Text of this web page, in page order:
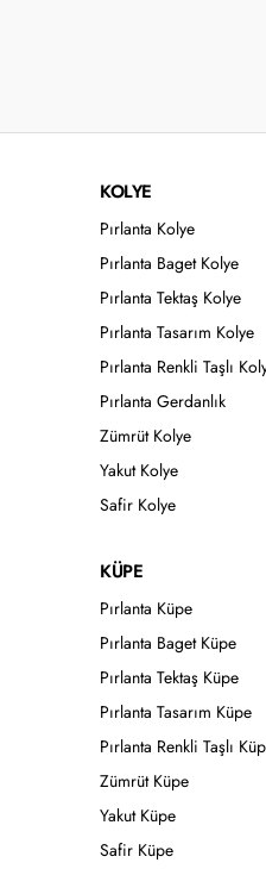
KOLYE
Pırlanta Kolye
Pırlanta Baget Kolye
Pırlanta Tektaş Kolye
Pırlanta Tasarım Kolye
Pırlanta Renkli Taşlı
Pırlanta Gerdanlık
Zümrüt Kolye
Yakut Kolye
Safir Kolye
KÜPE
Pırlanta Küpe
Pırlanta Baget Küpe
Pırlanta Tektaş Küpe
Pırlanta Tasarım Küpe
Pırlanta Renkli Taşlı
Zümrüt Küpe
Yakut Küpe
Safir Küpe